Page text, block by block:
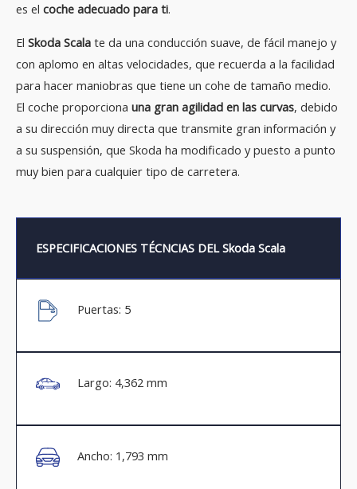
es el coche adecuado para ti.
El Skoda Scala te da una conducción suave, de fácil manejo y
con aplomo en altas velocidades, que recuerda a la facilidad
para hacer maniobras que tiene un cohe de tamaño medio.
El coche proporciona una gran agilidad en las curvas, debido
a su dirección muy directa que transmite gran información y
a su suspensión, que Skoda ha modificado y puesto a punto
muy bien para cualquier tipo de carretera.
ESPECIFICACIONES TÉCNCIAS DEL Skoda Scala
Puertas: 5
Largo: 4,362 mm
Ancho: 1,793 mm